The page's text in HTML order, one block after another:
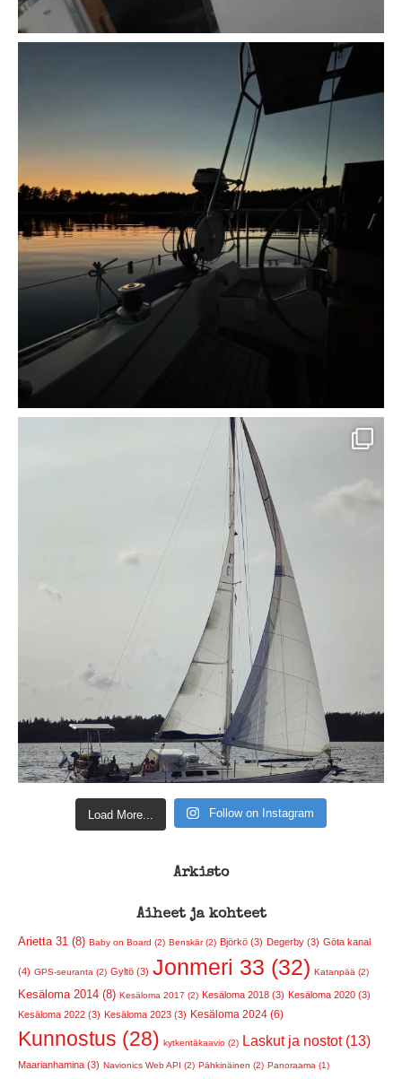
Load More... Follow on Instagram
Arkisto
Aiheet ja kohteet
Arietta 31 (8) Baby on Board (2) Benskär (2) Björkö (3) Degerby (3) Göta kanal
(4) GPS-seuranta (2) Gyltö (3) Jonmeri 33 (32) Katanpää (2)
Kesäloma 2014 (8) Kesäloma 2017 (2) Kesäloma 2018 (3) Kesäloma 2020 (3)
Kesäloma 2022 (3) Kesäloma 2023 (3) Kesäloma 2024 (6)
Kunnostus (28) kytkentäkaavio (2) Laskut ja nostot (13)
Maarianhamina (3) Navionics Web API (2) Pähkinäinen (2) Panoraama (1)